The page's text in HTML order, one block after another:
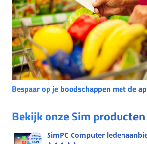
Bespaar op je boodschappen met de
Bekijk onze Sim producten
SimPC Computer